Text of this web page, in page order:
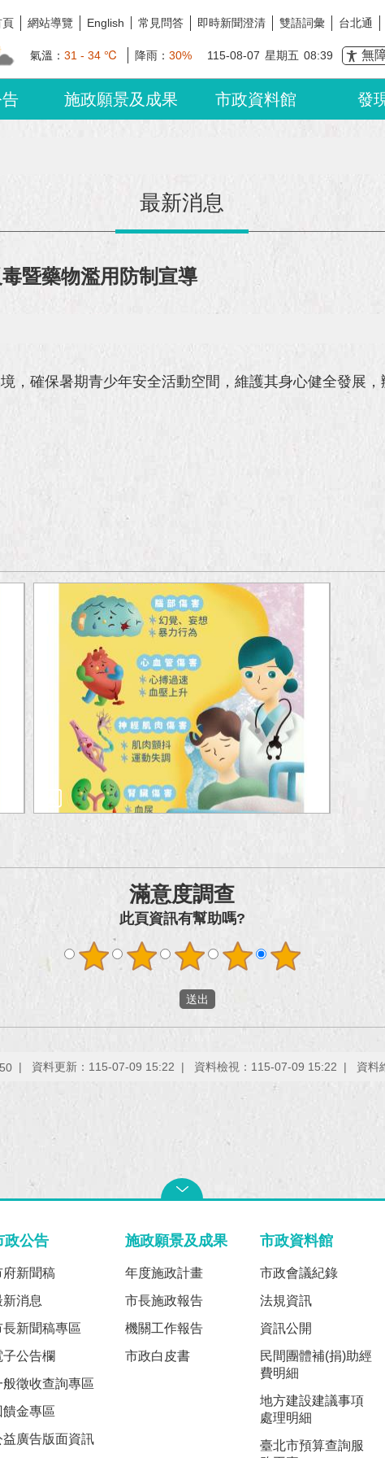
頁 網站導覽 English 常見問答 即時新聞澄清 雙語詞彙 台北通
氣溫： 31 - 34 ℃ 降雨： 30% 115-08-07 星期五 08:39 無
施政願景及成果 市政資料館 發
最新消息
暨藥物濫用防制宣導
，確保暑期青少年安全活動空間，維護其身心健全發展
滿意度調查
此頁資訊有幫助嗎?
50 資料更新：115-07-09 15:22 資料檢視：115-07-09 15:22 資料
政公告
府新聞稿
新消息
長新聞稿專區
子公告欄
般徵收查詢專區
饋金專區
益廣告版面資訊
施政願景及成果
年度施政計畫
市長施政報告
機關工作報告
市政白皮書
市政資料館
市政會議紀錄
法規資訊
資訊公開
民間團體補(捐)助經
費明細
地方建設建議事項
處理明細
臺北市預算查詢服